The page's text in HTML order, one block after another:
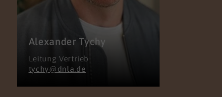
Alexander Tychy
Leitung Vertrieb
tychy@dnla.de